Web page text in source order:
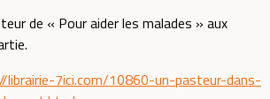
de « Pour aider les malades » aux
librairie-7ici.com/10860-un-pasteur-dans-